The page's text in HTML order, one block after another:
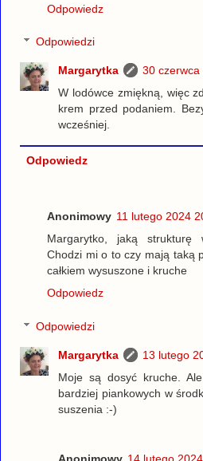
Odpowiedz
Odpowiedzi
Margarytka
30
W lodówce zmiękną, więc
krem przed podaniem.
wcześniej.
Odpowiedz
Anonimowy 11 lutego 2024
Margarytko, jaką
Chodzi mi o to czy mają taką
całkiem wysuszone i kruche
Odpowiedz
Odpowiedzi
Margarytka
13 lutego
Moje są dosyć kruche.
bardziej piankowych w
suszenia :-)